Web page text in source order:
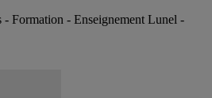
- Formation - Enseignement Lunel -